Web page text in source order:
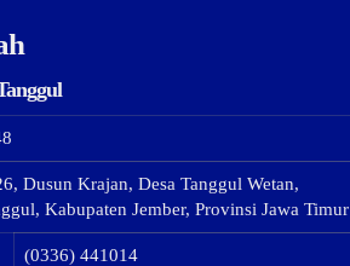
Dusun Krajan, Desa Tanggul Wetan,
Kabupaten Jember, Provinsi Jawa Timur
(0336) 441014